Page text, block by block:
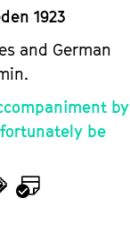
1923
and German
by
be
Calendar